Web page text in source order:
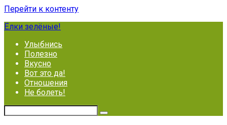
Перейти к контенту
Ёлки зелёные!
Улыбнись
Полезно
Вкусно
Вот это да!
Отношения
Не болеть!